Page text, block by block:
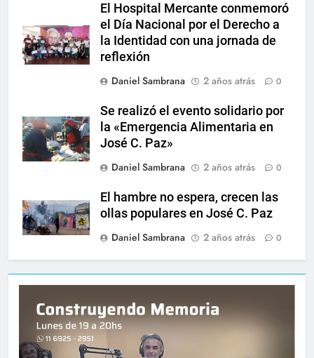
El Hospital Mercante conmemoró
el Día Nacional por el Derecho a
la Identidad con una jornada de
reflexión
Daniel Sambrana
2 años atrás 0
Se realizó el evento solidario por
la «Emergencia Alimentaria en
José C. Paz»
Daniel Sambrana
2 años atrás 0
El hambre no espera, crecen las
ollas populares en José C. Paz
Daniel Sambrana
2 años atrás 0